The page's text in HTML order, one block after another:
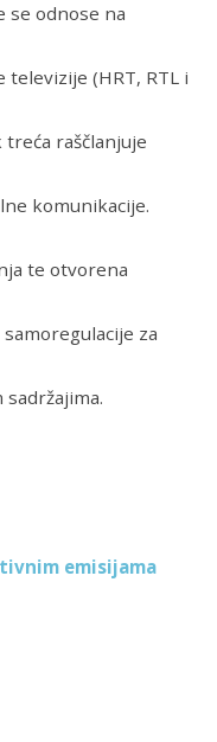
se odnose na
(HRT, RTL i
treća raščlanjuje
komunikacije.
te otvorena
za
emisijama